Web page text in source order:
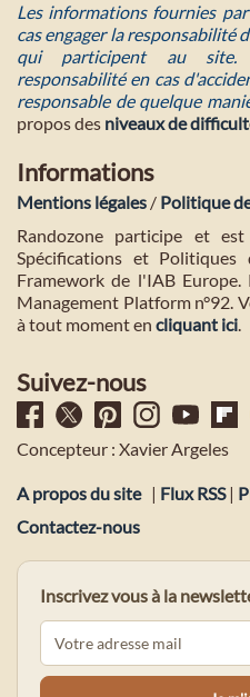
Les informations fournies
cas engager la responsabilité
qui participent au site.
responsabilité en cas
responsable de quelque
propos des niveaux de
Informations
Mentions légales / Politique
Randozone participe et
Spécifications et Politiques
Framework de l'IAB
Management Platform n°92.
à tout moment en cliquant ici.
Suivez-nous
Concepteur : Xavier Argeles
A propos du site | Flux RSS|
Contactez-nous
Inscrivez vous à la